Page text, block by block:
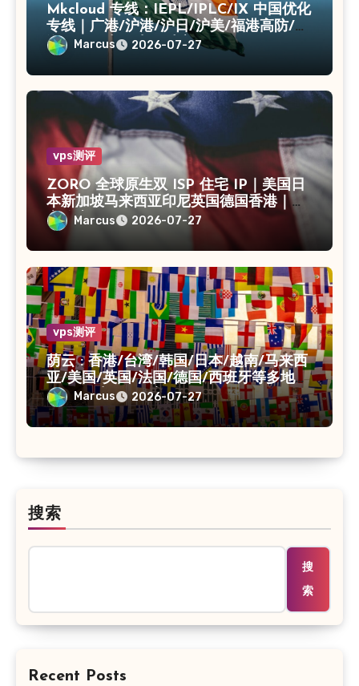
Mkcloud 专线：IEPL/IPLC/IX 中国优化
专线｜广港/沪港/沪日/沪美/福港高防/上
海CN2｜入口出口独享IP
Marcus 2026-07-27
vps测评
ZORO 全球原生双 ISP 住宅 IP｜美国日
本新加坡马来西亚印尼英国德国香港｜独
享静态 IPv4
Marcus 2026-07-27
vps测评
荫云 : 香港/台湾/韩国/日本/越南/马来西
亚/美国/英国/法国/德国/西班牙等多地
VPS/原生IP /住宅IP/双ISP
Marcus 2026-07-27
搜索
搜
索
Recent Posts